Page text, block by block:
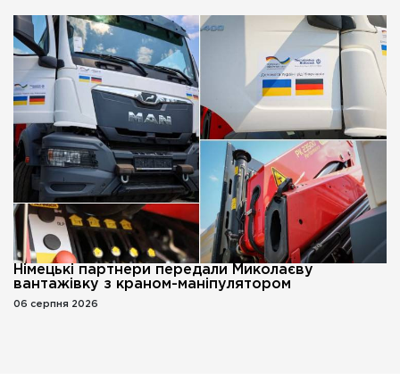
Німецькі партнери передали Миколаєву
вантажівку з краном-маніпулятором
06 серпня 2026